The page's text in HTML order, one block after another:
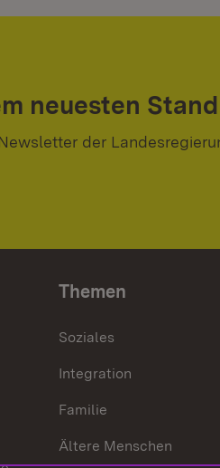
neuesten Stand
der
Themen
Soziales
Integration
Familie
Ältere Menschen